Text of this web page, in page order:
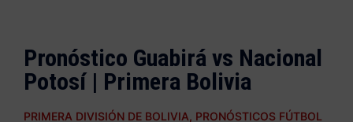
Pronóstico Guabirá vs Nacional
Potosí | Primera Bolivia
PRIMERA DIVISIÓN DE BOLIVIA, PRONÓSTICOS FÚTBOL